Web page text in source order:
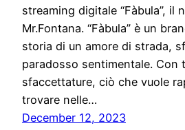
streaming digitale “Fàbula”, il
Mr.Fontana. “Fàbula” è un
storia di un amore di strada,
paradosso sentimentale. Con
sfaccettature, ciò che vuole
trovare nelle…
December 12, 2023